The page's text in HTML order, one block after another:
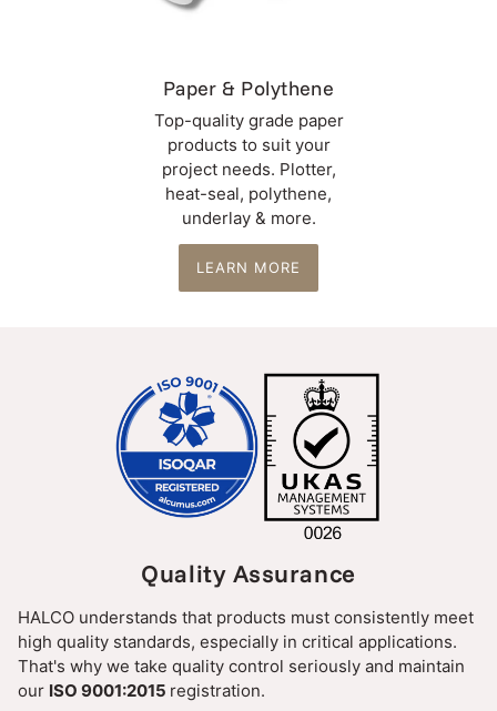
Paper & Polythene
Top-quality grade paper
products to suit your
project needs. Plotter,
heat-seal, polythene,
underlay & more.
LEARN MORE
Quality Assurance
HALCO understands that products must consistently meet
high quality standards, especially in critical applications.
That's why we take quality control seriously and maintain
our ISO 9001:2015 registration.